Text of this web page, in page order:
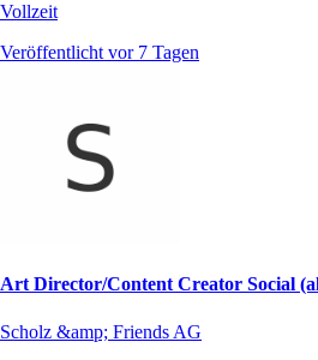
Vollzeit
Veröffentlicht vor 7 Tagen
Art Director/Content Creator Social
Scholz &amp; Friends AG